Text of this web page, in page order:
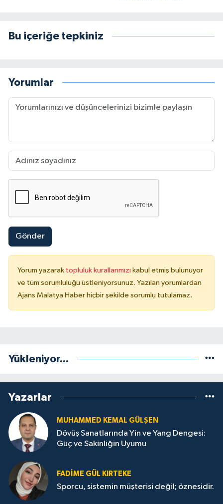
Bu içeriğe tepkiniz
Yorumlar
Gönder
Yorum yazarak topluluk kurallarımızı kabul etmiş bulunuyor
ve tüm sorumluluğu üstleniyorsunuz. Yazılan yorumlardan
Ajans Malatya Haber hiçbir şekilde sorumlu tutulamaz.
Yükleniyor...
Yazarlar
MUHAMMED KEMAL GÜLŞEN
Dövüş Sanatlarında Yin ve Yang Dengesi:
Güç ve Sakinliğin Uyumu
FADIME GÜL KIRTEKE
Sporcu, sistemin müşterisi değil; öznesidir.